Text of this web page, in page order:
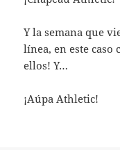
Y la semana que
línea, en este caso
ellos! Y…
¡Aúpa Athletic!